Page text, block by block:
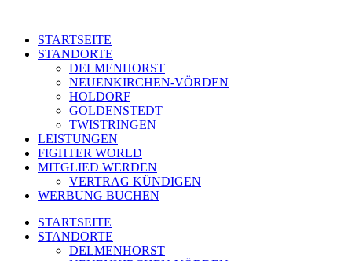
STARTSEITE
STANDORTE
DELMENHORST
NEUENKIRCHEN-VÖRDEN
HOLDORF
GOLDENSTEDT
TWISTRINGEN
LEISTUNGEN
FIGHTER WORLD
MITGLIED WERDEN
VERTRAG KÜNDIGEN
WERBUNG BUCHEN
STARTSEITE
STANDORTE
DELMENHORST